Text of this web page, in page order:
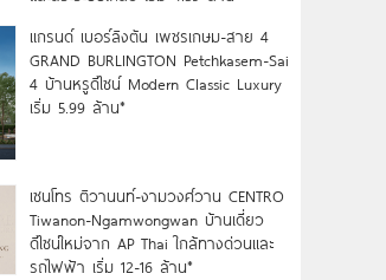
แกรนด์ เบอร์ลิงตัน เพชรเกษม-สาย 4
GRAND BURLINGTON Petchkasem-Sai
4 บ้านหรูดีไซน์ Modern Classic Luxury
เริ่ม 5.99 ล้าน*
เซนโทร ติวานนท์-งามวงศ์วาน CENTRO
Tiwanon-Ngamwongwan บ้านเดี่ยว
ดีไซน์ใหม่จาก AP Thai ใกล้ทางด่วนและ
รถไฟฟ้า เริ่ม 12-16 ล้าน*